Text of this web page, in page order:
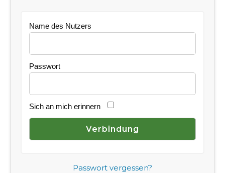
Name des Nutzers
Passwort
Sich an mich erinnern
Passwort vergessen?